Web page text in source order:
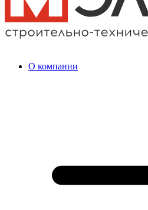
О компании